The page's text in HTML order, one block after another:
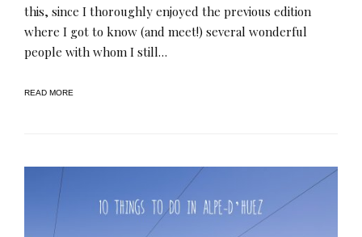
this, since I thoroughly enjoyed the previous edition
where I got to know (and meet!) several wonderful
people with whom I still…
READ MORE